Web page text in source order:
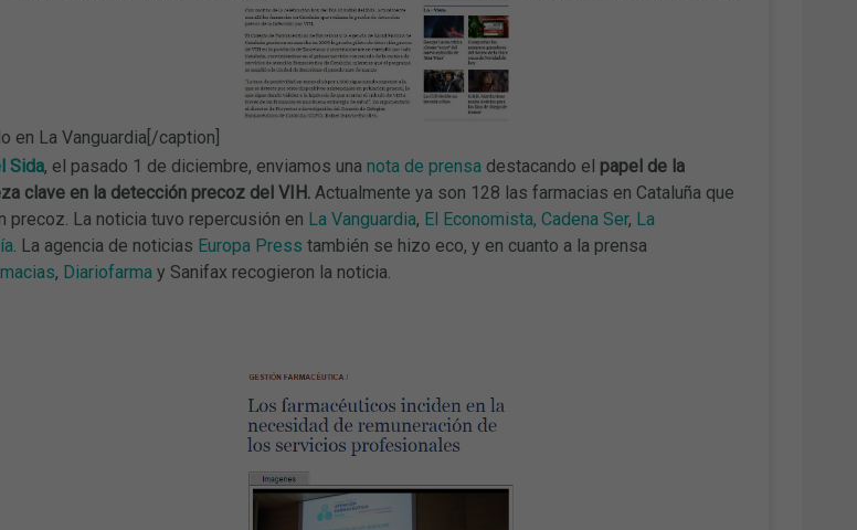
en La Vanguardia[/caption]
Sida, el pasado 1 de diciembre, enviamos una nota de prensadestacando el papel de la
clave en la detección precoz del VIH.Actualmente ya son 128 las farmacias en Cataluña que
precoz. La noticia tuvo repercusión en La Vanguardia, El Economista, Cadena Ser, La
. La agencia de noticias Europa Press también se hizo eco, y en cuanto a la prensa
, Diariofarmay Sanifax recogieron la noticia.